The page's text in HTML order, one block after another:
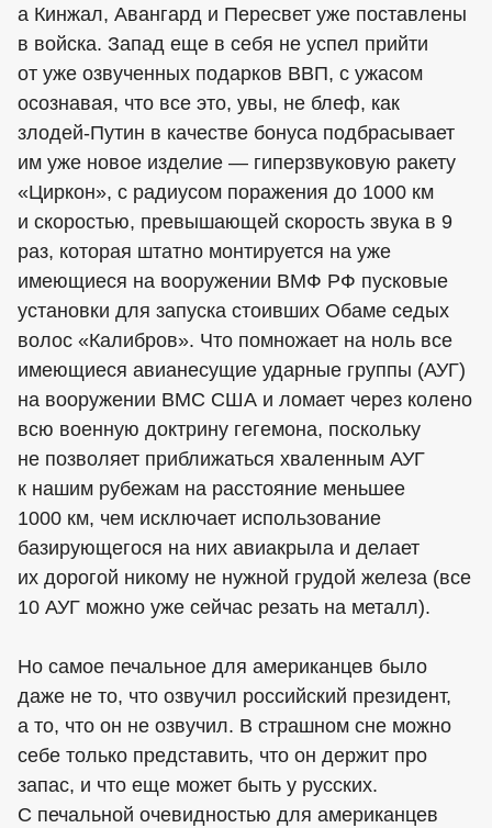
а Кинжал, Авангард и Пересвет уже поставлены
в войска. Запад еще в себя не успел прийти
от уже озвученных подарков ВВП, с ужасом
осознавая, что все это, увы, не блеф, как
злодей-Путин в качестве бонуса подбрасывает
им уже новое изделие — гиперзвуковую ракету
«Циркон», с радиусом поражения до 1000 км
и скоростью, превышающей скорость звука в 9
раз, которая штатно монтируется на уже
имеющиеся на вооружении ВМФ РФ пусковые
установки для запуска стоивших Обаме седых
волос «Калибров». Что помножает на ноль все
имеющиеся авианесущие ударные группы (АУГ)
на вооружении ВМС США и ломает через колено
всю военную доктрину гегемона, поскольку
не позволяет приближаться хваленным АУГ
к нашим рубежам на расстояние меньшее
1000 км, чем исключает использование
базирующегося на них авиакрыла и делает
их дорогой никому не нужной грудой железа (все
10 АУГ можно уже сейчас резать на металл).
Но самое печальное для американцев было
даже не то, что озвучил российский президент,
а то, что он не озвучил. В страшном сне можно
себе только представить, что он держит про
запас, и что еще может быть у русских.
С печальной очевидностью для американцев